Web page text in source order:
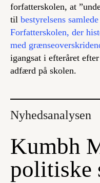
forfatterskolen, at
til bestyrelsens
Forfatterskolen, der
med
igangsat i efteråret
adfærd på skolen.
Nyhedsanalysen
Kumbh
politiske